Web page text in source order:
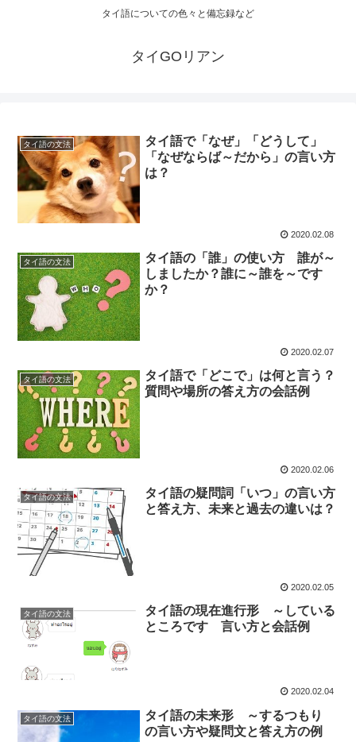
タイ語についての色々と備忘録など
タイGOリアン
タイ語の文法
タイ語で「なぜ」「どうして」
「なぜならば～だから」の言い方
は？
2020.02.08
タイ語の文法
タイ語の「誰」の使い方 誰が～
しましたか？誰に～誰を～です
か？
2020.02.07
タイ語の文法
タイ語で「どこで」は何と言う？
質問や場所の答え方の会話例
2020.02.06
タイ語の文法
タイ語の疑問詞「いつ」の言い方
と答え方、未来と過去の違いは？
2020.02.05
タイ語の文法
タイ語の現在進行形 ～している
ところです 言い方と会話例
2020.02.04
タイ語の文法
タイ語の未来形 ～するつもり
の言い方や疑問文と答え方の例